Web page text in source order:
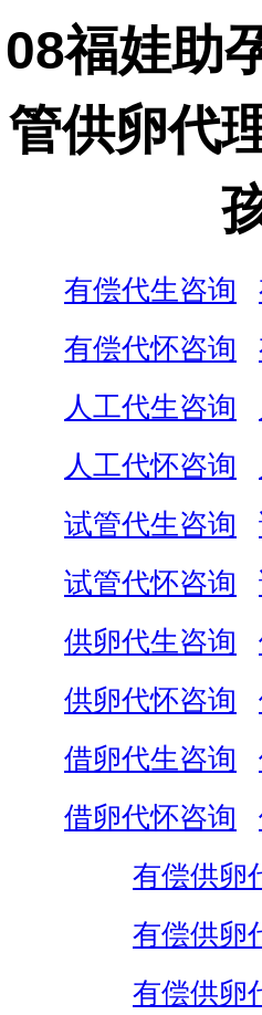
08福娃助
管供卵代
有偿代生咨询
有偿代怀咨询
人工代生咨询
人工代怀咨询
试管代生咨询
试管代怀咨询
供卵代生咨询
供卵代怀咨询
借卵代生咨询
借卵代怀咨询
有偿供卵
有偿供卵
有偿供卵